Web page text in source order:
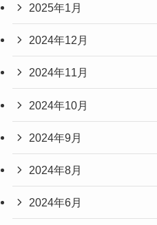
2025年1月
2024年12月
2024年11月
2024年10月
2024年9月
2024年8月
2024年6月